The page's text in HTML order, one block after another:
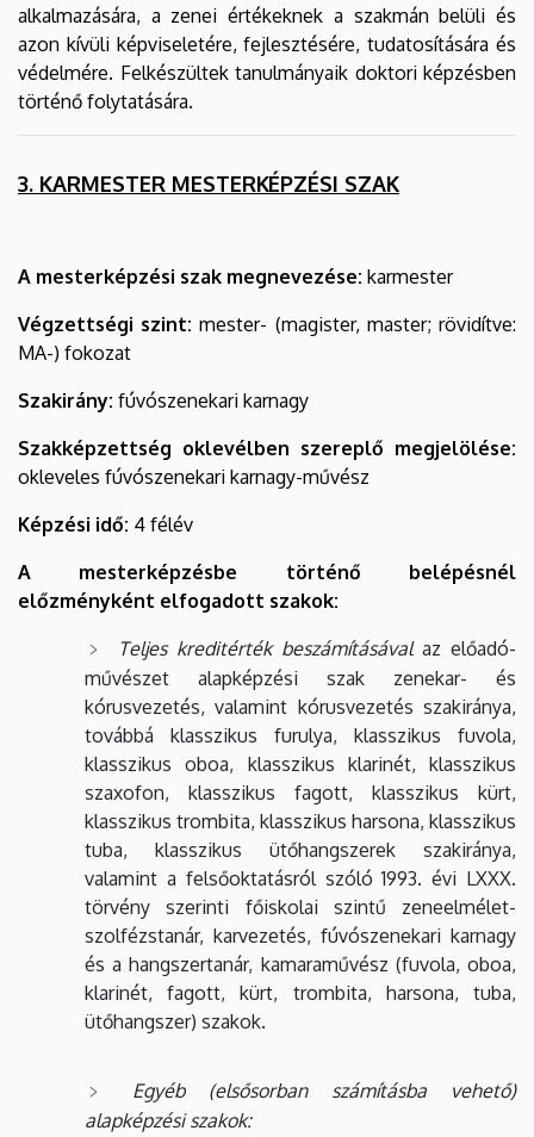
alkalmazására, a zenei értékeknek a szakmán belüli és
azon kívüli képviseletére, fejlesztésére, tudatosítására és
védelmére. Felkészültek tanulmányaik doktori képzésben
történő folytatására.
3. KARMESTER MESTERKÉPZÉSI SZAK
A mesterképzési szak megnevezése: karmester
Végzettségi szint: mester- (magister, master; rövidítve:
MA-) fokozat
Szakirány: fúvószenekari karnagy
Szakképzettség oklevélben szereplő megjelölése:
okleveles fúvószenekari karnagy-művész
Képzési idő: 4 félév
A mesterképzésbe történő belépésnél
előzményként elfogadott szakok:
Teljes kreditérték beszámításával az előadó-
művészet alapképzési szak zenekar- és
kórusvezetés, valamint kórusvezetés szakiránya,
továbbá klasszikus furulya, klasszikus fuvola,
klasszikus oboa, klasszikus klarinét, klasszikus
szaxofon, klasszikus fagott, klasszikus kürt,
klasszikus trombita, klasszikus harsona, klasszikus
tuba, klasszikus ütőhangszerek szakiránya,
valamint a felsőoktatásról szóló 1993. évi LXXX.
törvény szerinti főiskolai szintű zeneelmélet-
szolfézstanár, karvezetés, fúvószenekari karnagy
és a hangszertanár, kamaraművész (fuvola, oboa,
klarinét, fagott, kürt, trombita, harsona, tuba,
ütőhangszer) szakok.
Egyéb (elsősorban számításba vehető)
alapképzési szakok: